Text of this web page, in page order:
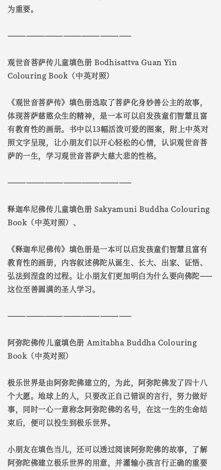
为重要。
————————————————————
观世音菩萨传儿童填色册 Bodhisattva Guan Yin
Colouring Book（中英对照）
《观世音菩萨传》填色册选取了菩萨化身妙善公主的故事，
体现菩萨慈愍众生的精神，是一本可以启发孩童们智慧且富
有教育性的画册。书中以13幅活泼可爱的图案，附上中英对
照文字呈现，让小朋友们以开心轻松的心情，认识观世音菩
萨的一生，学习观世音菩萨大慈大悲的性格。
————————————————————
释迦牟尼佛传儿童填色册 Sakyamuni Buddha Colouring
Book（中英对照）、
《释迦牟尼佛传》填色册是一本可以启发孩童们智慧且富有
教育性的画册，内容叙述佛陀从诞生、长大、出家、证悟、
弘法到涅盘的过程。让小朋友们更加明白为什么要向佛陀——
这位至善圆满的圣人学习。
————————————————————
阿弥陀佛传儿童填色册 Amitabha Buddha Colouring
Book（中英对照）
极乐世界是由阿弥陀佛建立的，为此，阿弥陀佛发了四十八
个大愿。地球上的人，只要改正自己错误的言行，努力做好
事，同时一心一意称念阿弥陀佛的名号，在这一生的生命结
束后，便可以投生到极乐世界。
小朋友在填色当儿，还可以透过阅读阿弥陀佛的故事，了解
阿弥陀佛建立极乐世界的用意，并灌输小孩言行正确的重要